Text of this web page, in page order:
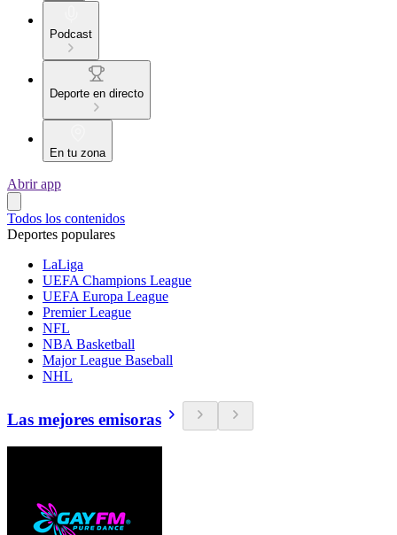
Podcast
Deporte en directo
En tu zona
Abrir app
Todos los contenidos
Deportes populares
LaLiga
UEFA Champions League
UEFA Europa League
Premier League
NFL
NBA Basketball
Major League Baseball
NHL
Las mejores emisoras